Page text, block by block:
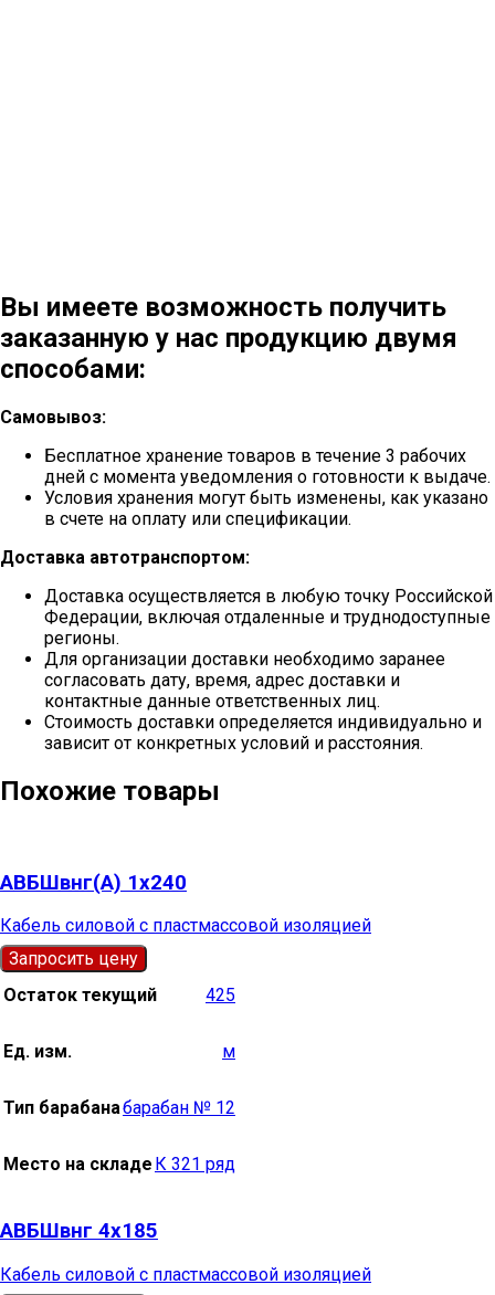
Вы имеете возможность получить
заказанную у нас продукцию двумя
способами:
Самовывоз:
Бесплатное хранение товаров в течение 3 рабочих
дней с момента уведомления о готовности к выдаче.
Условия хранения могут быть изменены, как указано
в счете на оплату или спецификации.
Доставка автотранспортом:
Доставка осуществляется в любую точку Российской
Федерации, включая отдаленные и труднодоступные
регионы.
Для организации доставки необходимо заранее
согласовать дату, время, адрес доставки и
контактные данные ответственных лиц.
Стоимость доставки определяется индивидуально и
зависит от конкретных условий и расстояния.
Похожие товары
АВБШвнг(А) 1х240
Кабель силовой с пластмассовой изоляцией
Запросить цену
Остаток текущий
425
Ед. изм. м
Тип барабанабарабан № 12
Место на складе К 321 ряд
АВБШвнг 4х185
Кабель силовой с пластмассовой изоляцией